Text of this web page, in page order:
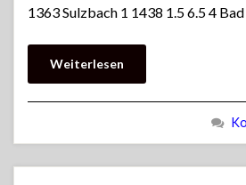
1363 Sulzbach 1 1438 1.5 6.5 4
Weiterlesen